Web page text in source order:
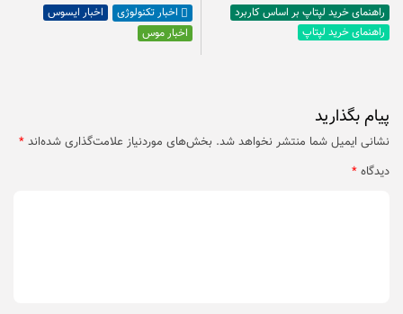
راهنمای خرید لپتاپ بر اساس کاربرد
راهنمای خرید لپتاپ
اخبار تکنولوژی
اخبار ایسوس
اخبار موس
پیام بگذارید
نشانی ایمیل شما منتشر نخواهد شد. بخش‌های موردنیاز علامت‌گذاری شده‌اند *
دیدگاه *